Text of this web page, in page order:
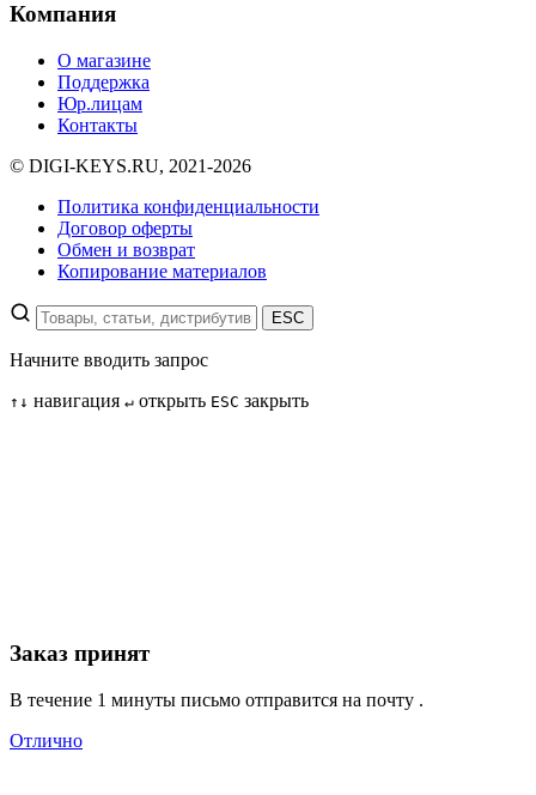
Компания
О магазине
Поддержка
Юр.лицам
Контакты
© DIGI-KEYS.RU, 2021-2026
Политика конфиденциальности
Договор оферты
Обмен и возврат
Копирование материалов
ESC
Начните вводить запрос
↑ ↓ навигация ↵ открыть ESC закрыть
Заказ принят
В течение 1 минуты письмо отправится на почту .
Отлично